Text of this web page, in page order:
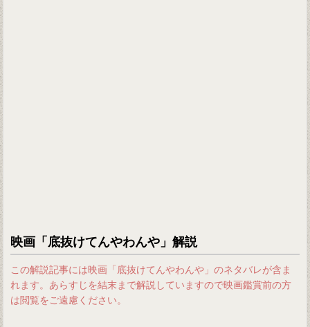
映画「底抜けてんやわんや」解説
この解説記事には映画「底抜けてんやわんや」のネタバレが含ま
れます。あらすじを結末まで解説していますので映画鑑賞前の方
は閲覧をご遠慮ください。